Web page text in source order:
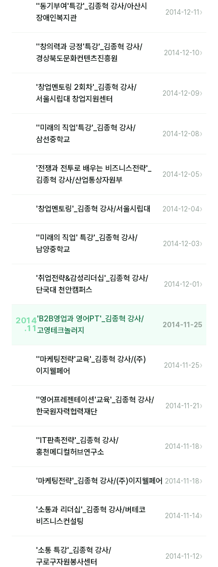
대면교육 후기
고객사 레퍼런스
온라인강의 수강 후기
전체 도구
재무·계약
B2B 영업도구
일정
용어사전
문서자료실
''동기부여'특강'_김종혁 강사/아산시
장애인복지관
2014-12-11 ›
''창의력과 긍정'특강'_김종혁 강사/
경상북도문화컨텐츠진흥원
2014-12-10›
'창업멘토링 2회차'_김종혁 강사/
서울시립대 창업지원센터
2014-12-09›
''미래의 직업'특강'_김종혁 강사/
삼선중학교
2014-12-08›
'전쟁과 전투로 배우는 비즈니스전략'_
김종혁 강사/산업통상자원부
2014-12-05›
'창업멘토링'_김종혁 강사/서울시립대 2014-12-04›
''미래의 직업' 특강'_김종혁 강사/
남양중학교
2014-12-03›
'취업전략&감성리더십'_김종혁 강사/
단국대 천안캠퍼스
2014-12-01 ›
2014
.11
'B2B영업과 영어PT'_김종혁 강사/
고영테크놀러지
2014-11-25
''마케팅전략'교육'_김종혁 강사/(주)
이지웰페어
2014-11-25›
''영어프레젠테이션'교육'_김종혁 강사/
한국원자력협력재단
2014-11-21 ›
''IT판촉전략'_김종혁 강사/
홍천메디컬허브연구소
2014-11-18›
'마케팅전략'_김종혁 강사/(주)이지웰페어 2014-11-18›
'소통과 리더십'_김종혁 강사/버테코
비즈니스컨설팅
2014-11-14›
'소통 특강'_김종혁 강사/
구로구자원봉사센터
2014-11-12›